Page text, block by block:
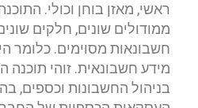
ראשי, מאזן בוחן וכולי.
ממודולים שונים, חלקים
חשבונאות מסוימים. כלומר
מידע חשבונאית. זוהי תוכנה
בניהול החשבונות וכספים,